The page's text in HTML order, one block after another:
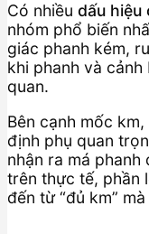
Có nhiều dấu hiệu
nhóm phổ biến
giác phanh kém,
khi phanh và
quan.
Bên cạnh mốc
định phụ quan
nhận ra má phanh
trên thực tế, phần
đến từ “đủ km”